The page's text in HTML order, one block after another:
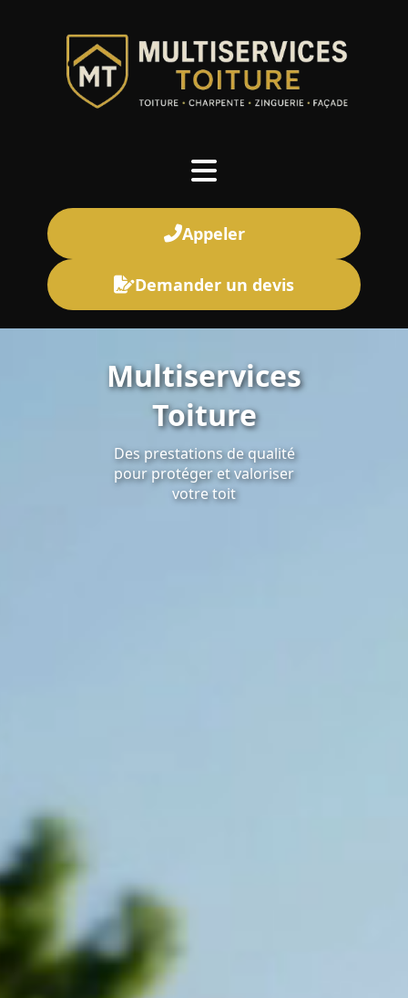
Appeler
Demander un devis
Multiservices
Toiture
Des prestations de qualité
pour protéger et valoriser
votre toit